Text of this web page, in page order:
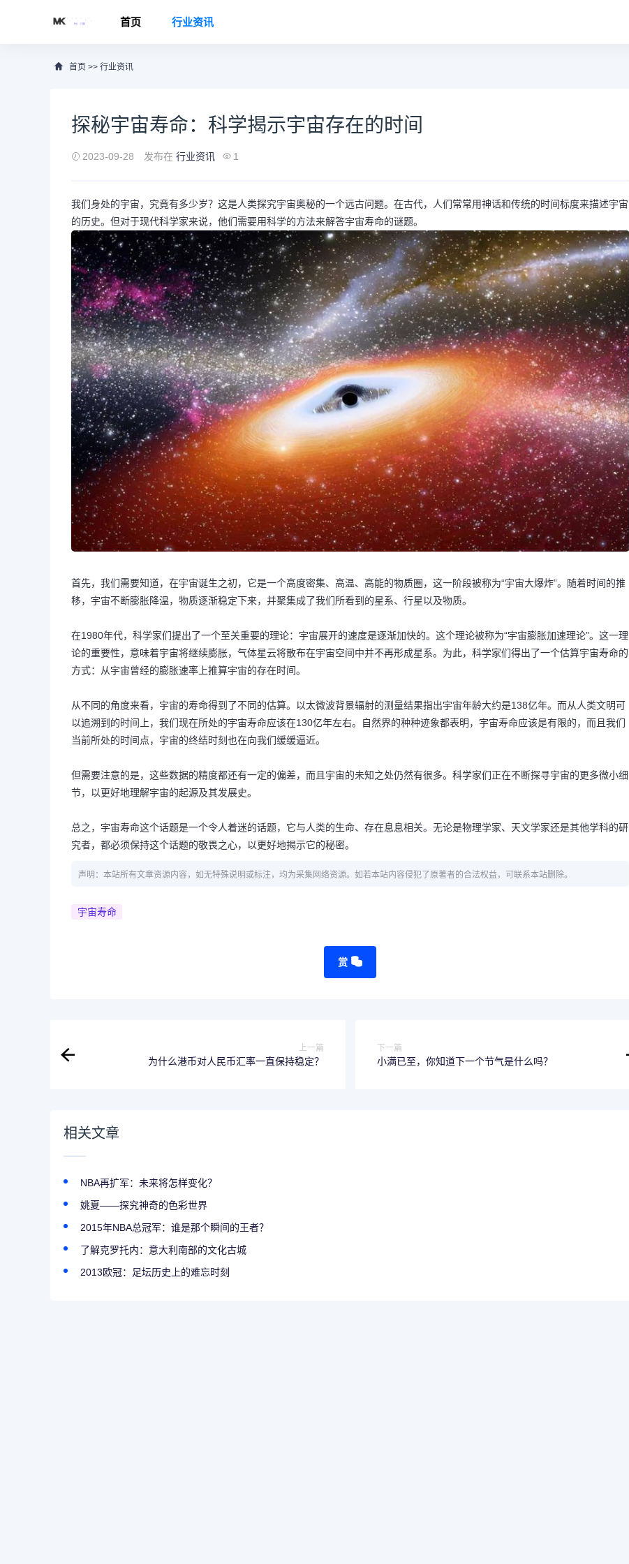
首页 行业资讯
首页 >> 行业资讯
探秘宇宙寿命：科学揭示宇宙存在的时间
2023-09-28 发布在 行业资讯 1
我们身处的宇宙，究竟有多少岁？这是人类探究宇宙奥秘的一个远古问题。在古代，人们常常用神话和传统的时间标度来描述宇宙
的历史。但对于现代科学家来说，他们需要用科学的方法来解答宇宙寿命的谜题。
首先，我们需要知道，在宇宙诞生之初，它是一个高度密集、高温、高能的物质圈，这一阶段被称为“宇宙大爆炸”。随着时间的推
移，宇宙不断膨胀降温，物质逐渐稳定下来，并聚集成了我们所看到的星系、行星以及物质。
在1980年代，科学家们提出了一个至关重要的理论：宇宙展开的速度是逐渐加快的。这个理论被称为“宇宙膨胀加速理论”。这一理
论的重要性，意味着宇宙将继续膨胀，气体星云将散布在宇宙空间中并不再形成星系。为此，科学家们得出了一个估算宇宙寿命的
方式：从宇宙曾经的膨胀速率上推算宇宙的存在时间。
从不同的角度来看，宇宙的寿命得到了不同的估算。以太微波背景辐射的测量结果指出宇宙年龄大约是138亿年。而从人类文明可
以追溯到的时间上，我们现在所处的宇宙寿命应该在130亿年左右。自然界的种种迹象都表明，宇宙寿命应该是有限的，而且我们
当前所处的时间点，宇宙的终结时刻也在向我们缓缓逼近。
但需要注意的是，这些数据的精度都还有一定的偏差，而且宇宙的未知之处仍然有很多。科学家们正在不断探寻宇宙的更多微小细
节，以更好地理解宇宙的起源及其发展史。
总之，宇宙寿命这个话题是一个令人着迷的话题，它与人类的生命、存在息息相关。无论是物理学家、天文学家还是其他学科的研
究者，都必须保持这个话题的敬畏之心，以更好地揭示它的秘密。
声明：本站所有文章资源内容，如无特殊说明或标注，均为采集网络资源。如若本站内容侵犯了原著者的合法权益，可联系本站删除。
宇宙寿命
赏
上一篇
为什么港币对人民币汇率一直保持稳定？
下一篇
小满已至，你知道下一个节气是什么吗？
相关文章
NBA再扩军：未来将怎样变化？
姚夏——探究神奇的色彩世界
2015年NBA总冠军：谁是那个瞬间的王者？
了解克罗托内：意大利南部的文化古城
2013欧冠：足坛历史上的难忘时刻